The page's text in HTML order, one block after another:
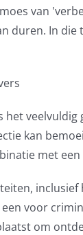
van
duren. In
het
kan
met
voor
om